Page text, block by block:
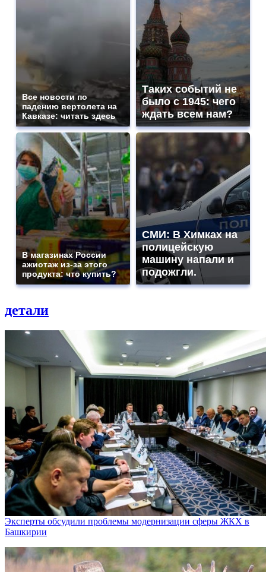
Все новости по
падению вертолета на
Кавказе: читать здесь
Таких событий не
было с 1945: чего
ждать всем нам?
В магазинах России
ажиотаж из-за этого
продукта: что купить?
СМИ: В Химках на
полицейскую
машину напали и
подожгли.
детали
Эксперты обсудили проблемы модернизации сферы ЖКХ в
Башкирии